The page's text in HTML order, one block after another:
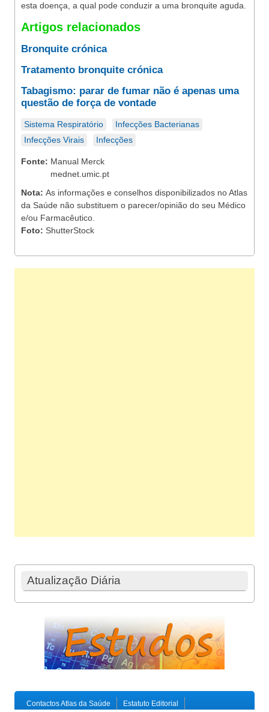
esta doença, a qual pode conduzir a uma bronquite aguda.
Artigos relacionados
Bronquite crónica
Tratamento bronquite crónica
Tabagismo: parar de fumar não é apenas uma
questão de força de vontade
Sistema Respiratório
Infecções Bacterianas
Infecções Virais
Infecções
Fonte: Manual Merck
mednet.umic.pt
Nota: As informações e conselhos disponibilizados no Atlas
da Saúde não substituem o parecer/opinião do seu Médico
e/ou Farmacêutico.
Foto: ShutterStock
Atualização Diária
Contactos Atlas da Saúde Estatuto Editorial